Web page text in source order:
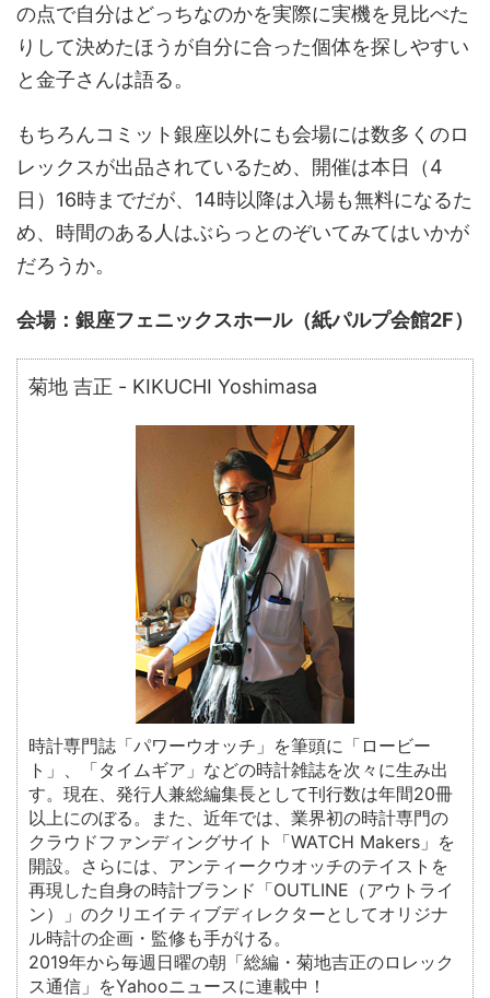
の点で自分はどっちなのかを実際に実機を見比べた
りして決めたほうが自分に合った個体を探しやすい
と金子さんは語る。
もちろんコミット銀座以外にも会場には数多くのロ
レックスが出品されているため、開催は本日（4
日）16時までだが、14時以降は入場も無料になるた
め、時間のある人はぶらっとのぞいてみてはいかが
だろうか。
会場：銀座フェニックスホール（紙パルプ会館2F）
菊地 吉正 - KIKUCHI Yoshimasa
時計専門誌「パワーウオッチ」を筆頭に「ロービー
ト」、「タイムギア」などの時計雑誌を次々に生み出
す。現在、発行人兼総編集長として刊行数は年間20冊
以上にのぼる。また、近年では、業界初の時計専門の
クラウドファンディングサイト「WATCH Makers」を
開設。さらには、アンティークウオッチのテイストを
再現した自身の時計ブランド「OUTLINE（アウトライ
ン）」のクリエイティブディレクターとしてオリジナ
ル時計の企画・監修も手がける。
2019年から毎週日曜の朝「総編・菊地吉正のロレック
ス通信」をYahooニュースに連載中！